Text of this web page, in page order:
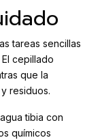
tareas sencillas
cepillado
que la
residuos.
tibia con
químicos